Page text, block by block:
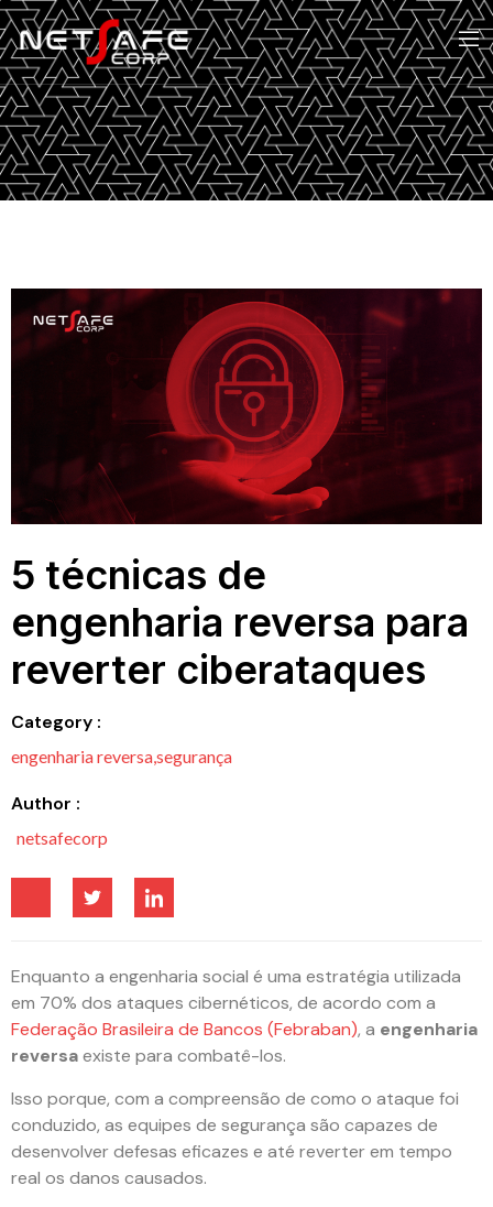
5 técnicas de
engenharia reversa para
reverter ciberataques
Category :
engenharia reversa,segurança
Author :
netsafecorp
Enquanto a engenharia social é uma estratégia utilizada
em 70% dos ataques cibernéticos, de acordo com a
Federação Brasileira de Bancos (Febraban), a engenharia
reversaexiste para combatê-los.
Isso porque, com a compreensão de como o ataque foi
conduzido, as equipes de segurança são capazes de
desenvolver defesas eficazes e até reverter em tempo
real os danos causados.